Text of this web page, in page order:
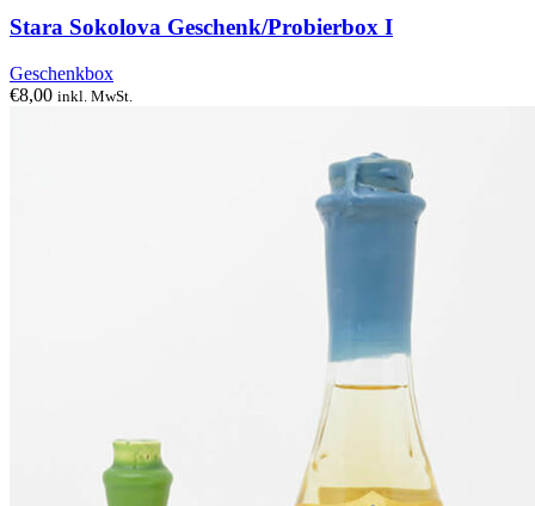
Stara Sokolova Geschenk/Probierbox I
Geschenkbox
€8,00 inkl. MwSt.